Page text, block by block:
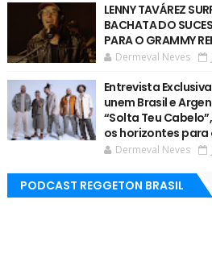
LENNY TAVÁREZ
BACHATA DO
PARA O GRAMMY
Dermeval Neves
Entrevista
unem Brasil e
“Solta Teu
os horizontes para
Dermeval Neves
PODCAST REGGETON BRASIL